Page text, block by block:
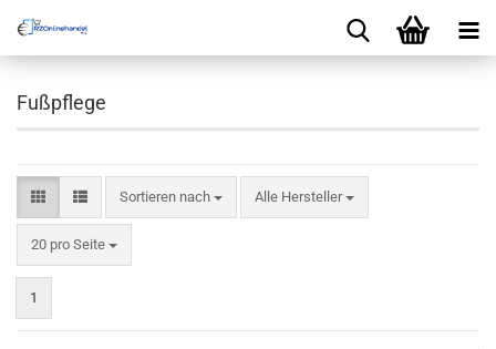
Fußpflege
Sortieren nach
Sortieren nach Alle Hersteller
20 pro Seite
pro Seite
1